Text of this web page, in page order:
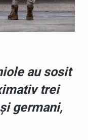
au sosit
trei
germani,